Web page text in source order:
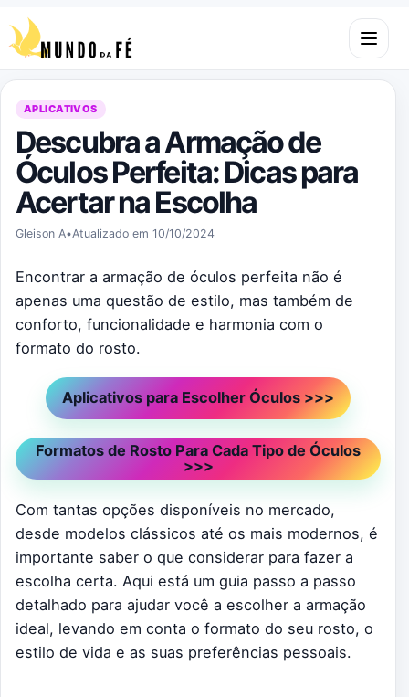
Pular para o conteúdo
Abrir
APLICATIVOS
Descubra a Armação de
Óculos Perfeita: Dicas para
Acertar na Escolha
Gleison A•Atualizado em 10/10/2024
Encontrar a armação de óculos perfeita não é
apenas uma questão de estilo, mas também de
conforto, funcionalidade e harmonia com o
formato do rosto.
Aplicativos para Escolher Óculos >>>
Formatos de Rosto Para Cada Tipo de Óculos
>>>
Com tantas opções disponíveis no mercado,
desde modelos clássicos até os mais modernos, é
importante saber o que considerar para fazer a
escolha certa. Aqui está um guia passo a passo
detalhado para ajudar você a escolher a armação
ideal, levando em conta o formato do seu rosto, o
estilo de vida e as suas preferências pessoais.